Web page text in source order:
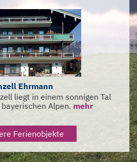
Ehrmann
liegt in einem sonnigen Tal
Alpen. mehr
Ferienobjekte